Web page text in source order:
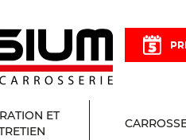
ET